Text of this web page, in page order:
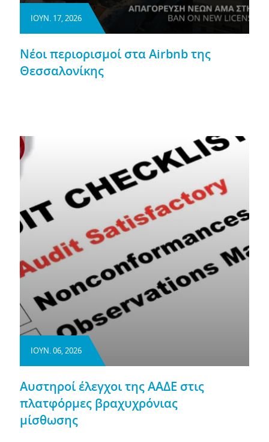
ΙΟΥΝ. 17, 2026
Νέοι περιορισμοί στα Airbnb της
Θεσσαλονίκης
ΙΟΥΝ. 06, 2026
Αυστηροί έλεγχοι της ΑΑΔΕ στις
πλατφόρμες βραχυχρόνιας
μίσθωσης